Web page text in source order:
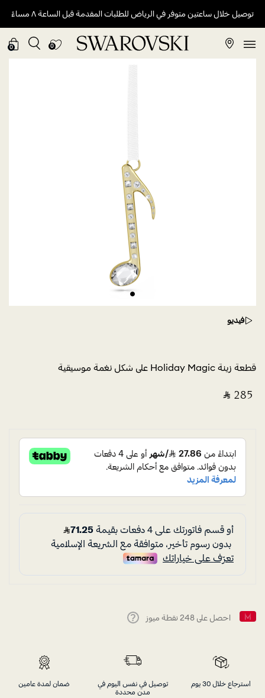
توصيل خلال ساعتين متوفر في الرياض للطلبات المقدمة قبل الساعة ٨ مساءً
0
0
فيديو
قطعة زينة Holiday Magic على شكل نغمة موسيقية
‎ ⃁ ⁦285⁩ ‎
احصل على 248 نقطة ميوز
استرجاع خلال 30 يوم
توصيل في نفس اليوم في
مدن محددة
ضمان لمدة عامين